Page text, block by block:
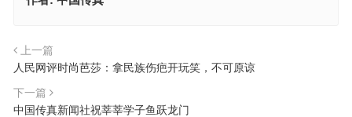
上一篇
人民网评时尚芭莎：拿民族伤疤开玩笑，不可原谅
下一篇
中国传真新闻社祝莘莘学子鱼跃龙门